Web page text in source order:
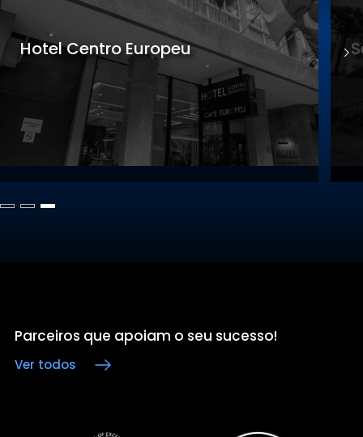
Sede Gastronomia
Parceiros que apoiam o seu sucesso!
Ver todos